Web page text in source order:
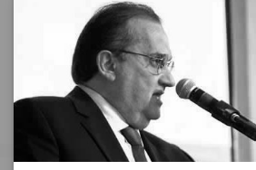
Compartilhar